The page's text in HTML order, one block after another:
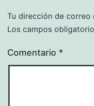
Tu dirección de correo
Los campos
Comentario *